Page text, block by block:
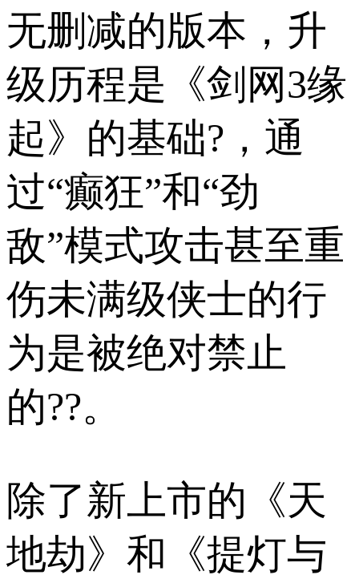
无删减的版本，升
级历程是《剑网3缘
起》的基础?，通
过“癫狂”和“劲
敌”模式攻击甚至重
伤未满级侠士的行
为是被绝对禁止
的??。
除了新上市的《天
地劫》和《提灯与